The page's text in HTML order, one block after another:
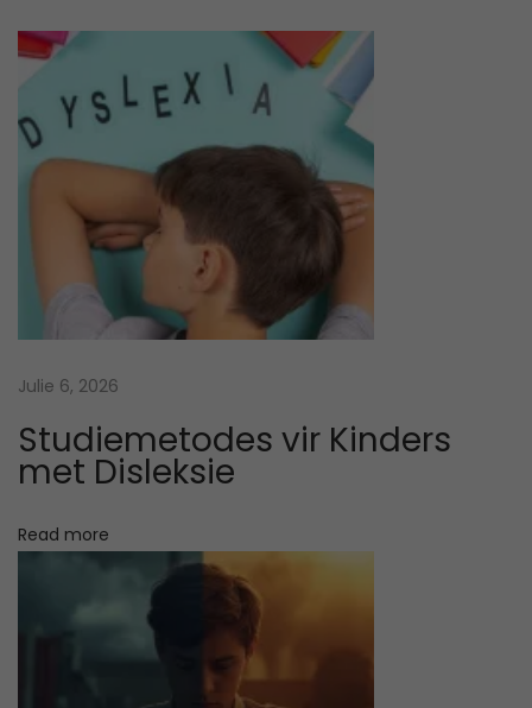
e
u
t
e
t
e
h
r
k
Julie 6, 2026
Studiemetodes vir Kinders
met Disleksie
Read more